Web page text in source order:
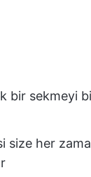
bir sekmeyi
size her